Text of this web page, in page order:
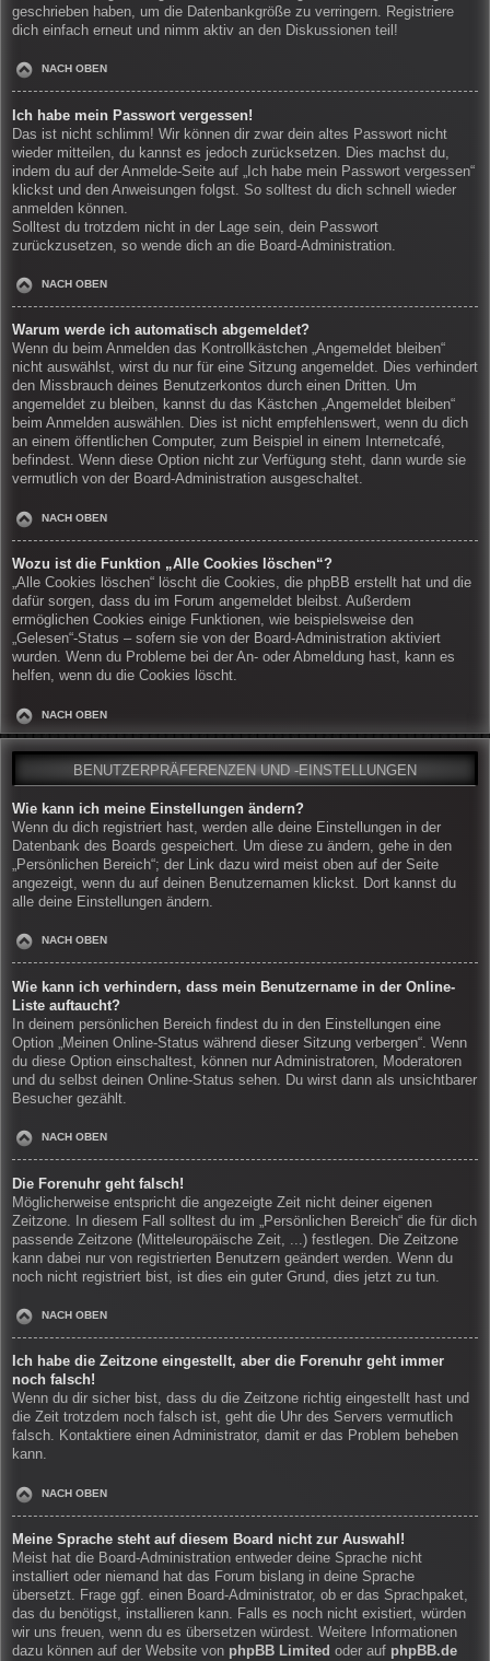
geschrieben haben, um die Datenbankgröße zu verringern. Registriere
dich einfach erneut und nimm aktiv an den Diskussionen teil!
NACH OBEN
Ich habe mein Passwort vergessen!
Das ist nicht schlimm! Wir können dir zwar dein altes Passwort nicht
wieder mitteilen, du kannst es jedoch zurücksetzen. Dies machst du,
indem du auf der Anmelde-Seite auf „Ich habe mein Passwort vergessen“
klickst und den Anweisungen folgst. So solltest du dich schnell wieder
anmelden können.
Solltest du trotzdem nicht in der Lage sein, dein Passwort
zurückzusetzen, so wende dich an die Board-Administration.
NACH OBEN
Warum werde ich automatisch abgemeldet?
Wenn du beim Anmelden das Kontrollkästchen „Angemeldet bleiben“
nicht auswählst, wirst du nur für eine Sitzung angemeldet. Dies verhindert
den Missbrauch deines Benutzerkontos durch einen Dritten. Um
angemeldet zu bleiben, kannst du das Kästchen „Angemeldet bleiben“
beim Anmelden auswählen. Dies ist nicht empfehlenswert, wenn du dich
an einem öffentlichen Computer, zum Beispiel in einem Internetcafé,
befindest. Wenn diese Option nicht zur Verfügung steht, dann wurde sie
vermutlich von der Board-Administration ausgeschaltet.
NACH OBEN
Wozu ist die Funktion „Alle Cookies löschen“?
„Alle Cookies löschen“ löscht die Cookies, die phpBB erstellt hat und die
dafür sorgen, dass du im Forum angemeldet bleibst. Außerdem
ermöglichen Cookies einige Funktionen, wie beispielsweise den
„Gelesen“-Status – sofern sie von der Board-Administration aktiviert
wurden. Wenn du Probleme bei der An- oder Abmeldung hast, kann es
helfen, wenn du die Cookies löscht.
NACH OBEN
BENUTZERPRÄFERENZEN UND -EINSTELLUNGEN
Wie kann ich meine Einstellungen ändern?
Wenn du dich registriert hast, werden alle deine Einstellungen in der
Datenbank des Boards gespeichert. Um diese zu ändern, gehe in den
„Persönlichen Bereich“; der Link dazu wird meist oben auf der Seite
angezeigt, wenn du auf deinen Benutzernamen klickst. Dort kannst du
alle deine Einstellungen ändern.
NACH OBEN
Wie kann ich verhindern, dass mein Benutzername in der Online-
Liste auftaucht?
In deinem persönlichen Bereich findest du in den Einstellungen eine
Option „Meinen Online-Status während dieser Sitzung verbergen“. Wenn
du diese Option einschaltest, können nur Administratoren, Moderatoren
und du selbst deinen Online-Status sehen. Du wirst dann als unsichtbarer
Besucher gezählt.
NACH OBEN
Die Forenuhr geht falsch!
Möglicherweise entspricht die angezeigte Zeit nicht deiner eigenen
Zeitzone. In diesem Fall solltest du im „Persönlichen Bereich“ die für dich
passende Zeitzone (Mitteleuropäische Zeit, ...) festlegen. Die Zeitzone
kann dabei nur von registrierten Benutzern geändert werden. Wenn du
noch nicht registriert bist, ist dies ein guter Grund, dies jetzt zu tun.
NACH OBEN
Ich habe die Zeitzone eingestellt, aber die Forenuhr geht immer
noch falsch!
Wenn du dir sicher bist, dass du die Zeitzone richtig eingestellt hast und
die Zeit trotzdem noch falsch ist, geht die Uhr des Servers vermutlich
falsch. Kontaktiere einen Administrator, damit er das Problem beheben
kann.
NACH OBEN
Meine Sprache steht auf diesem Board nicht zur Auswahl!
Meist hat die Board-Administration entweder deine Sprache nicht
installiert oder niemand hat das Forum bislang in deine Sprache
übersetzt. Frage ggf. einen Board-Administrator, ob er das Sprachpaket,
das du benötigst, installieren kann. Falls es noch nicht existiert, würden
wir uns freuen, wenn du es übersetzen würdest. Weitere Informationen
dazu können auf der Website von phpBB Limited oder auf phpBB.de